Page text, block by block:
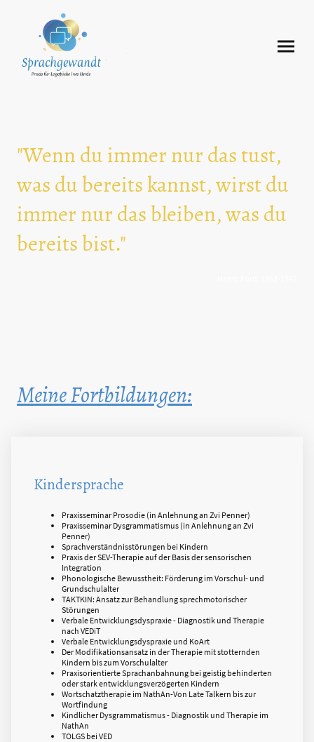
"Wenn du immer nur das tust,
was du bereits kannst, wirst du
immer nur das bleiben, was du
bereits bist."
Meine Fortbildungen:
Kindersprache
Praxisseminar Prosodie (in Anlehnung an Zvi Penner)
Praxisseminar Dysgrammatismus (in Anlehnung an Zvi
Penner)
Sprachverständnisstörungen bei Kindern
Praxis der SEV-Therapie auf der Basis der sensorischen
Integration
Phonologische Bewusstheit: Förderung im Vorschul- und
Grundschulalter
TAKTKIN: Ansatz zur Behandlung sprechmotorischer
Störungen
Verbale Entwicklungsdyspraxie - Diagnostik und Therapie
nach VEDiT
Verbale Entwicklungsdyspraxie und KoArt
Der Modifikationsansatz in der Therapie mit stotternden
Kindern bis zum Vorschulalter
Praxisorientierte Sprachanbahnung bei geistig behinderten
oder stark entwicklungsverzögerten Kindern
Wortschatztherapie im NathAn-Von Late Talkern bis zur
Wortfindung
Kindlicher Dysgrammatismus - Diagnostik und Therapie im
NathAn
TOLGS bei VED